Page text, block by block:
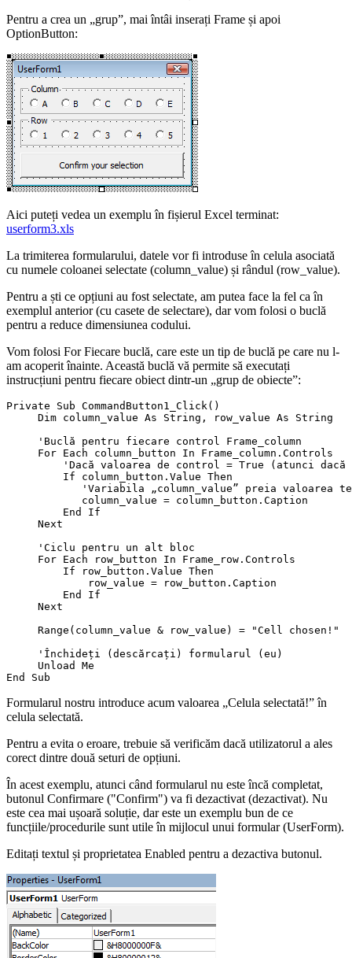
Pentru a crea un „grup”, mai întâi inserați Frame și apoi
OptionButton:
Aici puteți vedea un exemplu în fișierul Excel terminat:
userform3.xls
La trimiterea formularului, datele vor fi introduse în celula asociată
cu numele coloanei selectate (column_value) și rândul (row_value).
Pentru a ști ce opțiuni au fost selectate, am putea face la fel ca în
exemplul anterior (cu casete de selectare), dar vom folosi o buclă
pentru a reduce dimensiunea codului.
Vom folosi For Fiecare buclă, care este un tip de buclă pe care nu l-
am acoperit înainte. Această buclă vă permite să executați
instrucțiuni pentru fiecare obiect dintr-un „grup de obiecte”:
Private Sub CommandButton1_Click()
     Dim column_value As String, row_value As String
     'Buclă pentru fiecare control Frame_column
     For Each column_button In Frame_column.Controls
'Dacă valoarea de control = True (atunci dacă
         If column_button.Value Then
'Variabila „column_value” preia valoarea
            column_value = column_button.Caption
         End If
     Next
     'Ciclu pentru un alt bloc
     For Each row_button In Frame_row.Controls
         If row_button.Value Then
             row_value = row_button.Caption
         End If
     Next
Range(column_value & row_value) = "Cell chosen!"
     'Închideți (descărcați) formularul (eu)
     Unload Me
Formularul nostru introduce acum valoarea „Celula selectată!” în
celula selectată.
Pentru a evita o eroare, trebuie să verificăm dacă utilizatorul a ales
corect dintre două seturi de opțiuni.
În acest exemplu, atunci când formularul nu este încă completat,
butonul Confirmare ("Confirm") va fi dezactivat (dezactivat). Nu
este cea mai ușoară soluție, dar este un exemplu bun de ce
funcțiile/procedurile sunt utile în mijlocul unui formular (UserForm).
Editați textul și proprietatea Enabled pentru a dezactiva butonul.